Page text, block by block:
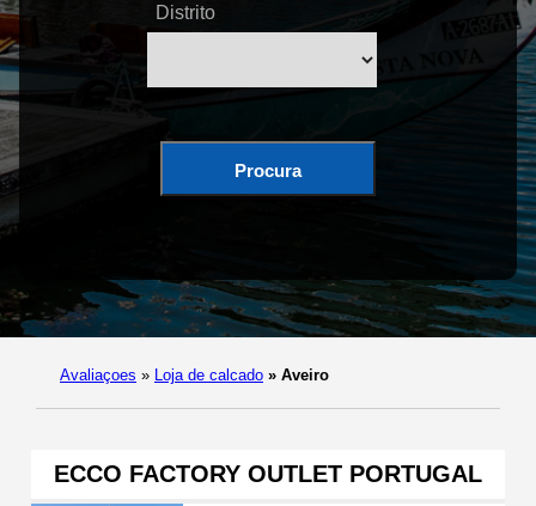
Distrito
Procura
Avaliaçoes » Loja de calcado » Aveiro
ECCO FACTORY OUTLET PORTUGAL